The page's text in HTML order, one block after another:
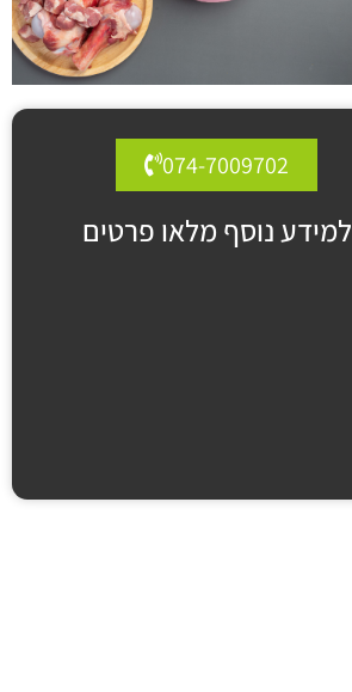
074-7009702
למידע נוסף מלאו פרטים